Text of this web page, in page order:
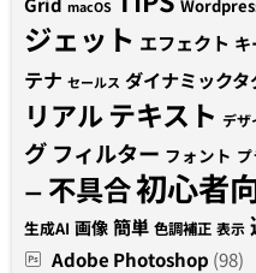
macOS
ジェット エフェクト キ
テナ セールス ダイナミックタ
リアルテキスト デザ
グ フィルター フォント
ー 不具合初心者
生成AI 画像 簡単 色調補正 表示
Adobe Photoshop (98)